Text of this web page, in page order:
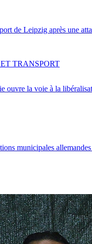
de Leipzig après une
ouvre la voie à la
TRANSPORT
municipales